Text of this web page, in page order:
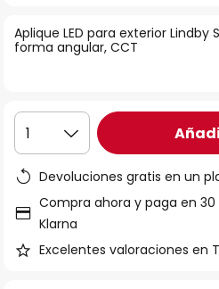
galería
de
Aplique LED para exterior Lindby
forma angular, CCT
1
Devoluciones gratis en un
Compra ahora y paga en
Klarna
Excelentes valoraciones en